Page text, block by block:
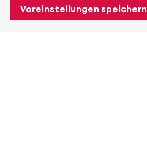
Voreinstellungen speichern